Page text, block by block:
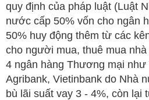
quy định của pháp luật (Luật
nước cấp 50% vốn cho ngân
50% huy động thêm từ các
cho người mua, thuê mua
4 ngân hàng Thương mại như
Agribank, Vietinbank do Nhà
bù lãi suất vay 3 - 4%, còn lại